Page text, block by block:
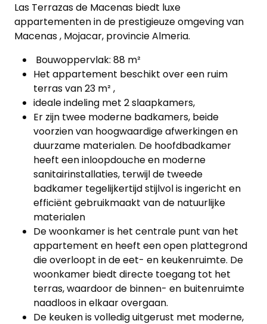
Home
Lopende
projecten
Panden
ons
Las Terrazas de Macenas biedt luxe
appartementen in de prestigieuze omgeving van
Macenas , Mojacar, provincie Almeria.
Bouwoppervlak: 88 m²
Het appartement beschikt over een ruim
terras van 23 m² ,
ideale indeling met 2 slaapkamers,
Er zijn twee moderne badkamers, beide
voorzien van hoogwaardige afwerkingen en
duurzame materialen. De hoofdbadkamer
heeft een inloopdouche en moderne
sanitairinstallaties, terwijl de tweede
badkamer tegelijkertijd stijlvol is ingericht en
efficiënt gebruikmaakt van de natuurlijke
materialen
De woonkamer is het centrale punt van het
appartement en heeft een open plattegrond
die overloopt in de eet- en keukenruimte. De
woonkamer biedt directe toegang tot het
terras, waardoor de binnen- en buitenruimte
naadloos in elkaar overgaan.
De keuken is volledig uitgerust met moderne,